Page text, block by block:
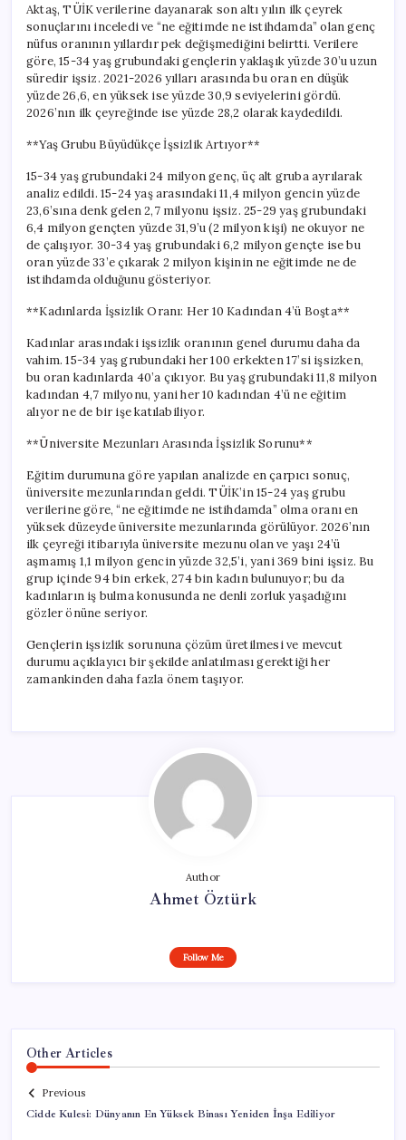
Aktaş, TÜİK verilerine dayanarak son altı yılın ilk çeyrek
sonuçlarını inceledi ve “ne eğitimde ne istihdamda” olan genç
nüfus oranının yıllardır pek değişmediğini belirtti. Verilere
göre, 15-34 yaş grubundaki gençlerin yaklaşık yüzde 30’u uzun
süredir işsiz. 2021-2026 yılları arasında bu oran en düşük
yüzde 26,6, en yüksek ise yüzde 30,9 seviyelerini gördü.
2026’nın ilk çeyreğinde ise yüzde 28,2 olarak kaydedildi.
**Yaş Grubu Büyüdükçe İşsizlik Artıyor**
15-34 yaş grubundaki 24 milyon genç, üç alt gruba ayrılarak
analiz edildi. 15-24 yaş arasındaki 11,4 milyon gencin yüzde
23,6’sına denk gelen 2,7 milyonu işsiz. 25-29 yaş grubundaki
6,4 milyon gençten yüzde 31,9’u (2 milyon kişi) ne okuyor ne
de çalışıyor. 30-34 yaş grubundaki 6,2 milyon gençte ise bu
oran yüzde 33’e çıkarak 2 milyon kişinin ne eğitimde ne de
istihdamda olduğunu gösteriyor.
**Kadınlarda İşsizlik Oranı: Her 10 Kadından 4’ü Boşta**
Kadınlar arasındaki işsizlik oranının genel durumu daha da
vahim. 15-34 yaş grubundaki her 100 erkekten 17’si işsizken,
bu oran kadınlarda 40’a çıkıyor. Bu yaş grubundaki 11,8 milyon
kadından 4,7 milyonu, yani her 10 kadından 4’ü ne eğitim
alıyor ne de bir işe katılabiliyor.
**Üniversite Mezunları Arasında İşsizlik Sorunu**
Eğitim durumuna göre yapılan analizde en çarpıcı sonuç,
üniversite mezunlarından geldi. TÜİK’in 15-24 yaş grubu
verilerine göre, “ne eğitimde ne istihdamda” olma oranı en
yüksek düzeyde üniversite mezunlarında görülüyor. 2026’nın
ilk çeyreği itibarıyla üniversite mezunu olan ve yaşı 24’ü
aşmamış 1,1 milyon gencin yüzde 32,5’i, yani 369 bini işsiz. Bu
grup içinde 94 bin erkek, 274 bin kadın bulunuyor; bu da
kadınların iş bulma konusunda ne denli zorluk yaşadığını
gözler önüne seriyor.
Gençlerin işsizlik sorununa çözüm üretilmesi ve mevcut
durumu açıklayıcı bir şekilde anlatılması gerektiği her
zamankinden daha fazla önem taşıyor.
Author
Ahmet Öztürk
Follow Me
Other Articles
Previous
Cidde Kulesi: Dünyanın En Yüksek Binası Yeniden İnşa Ediliyor